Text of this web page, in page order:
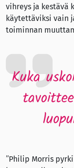
vihreys ja kestävä
käytettäviksi vain
toiminnan
Kuka
”Philip Morris